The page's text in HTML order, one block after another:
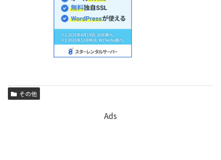
その他
Ads